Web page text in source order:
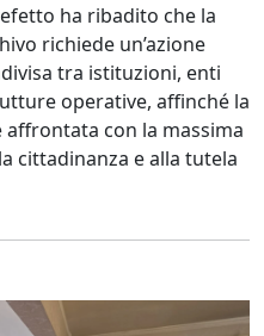
ha ribadito che la
richiede un’azione
tra istituzioni, enti
operative, affinché la
affrontata con la massima
cittadinanza e alla tutela